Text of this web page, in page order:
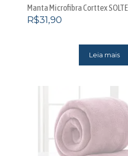
Manta Microfibra Corttex
R$31,90
Leia mais